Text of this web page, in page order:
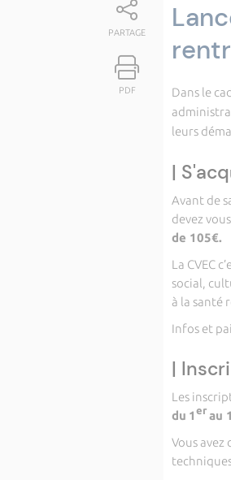
PARTAGE
PDF
Dans le
leurs
|
Avant de
devez
de 105€.
La CVEC
social,
à la santé
Infos et
|
Les
du 1 er au
Vous